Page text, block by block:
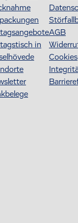
in
AGB
Cookies